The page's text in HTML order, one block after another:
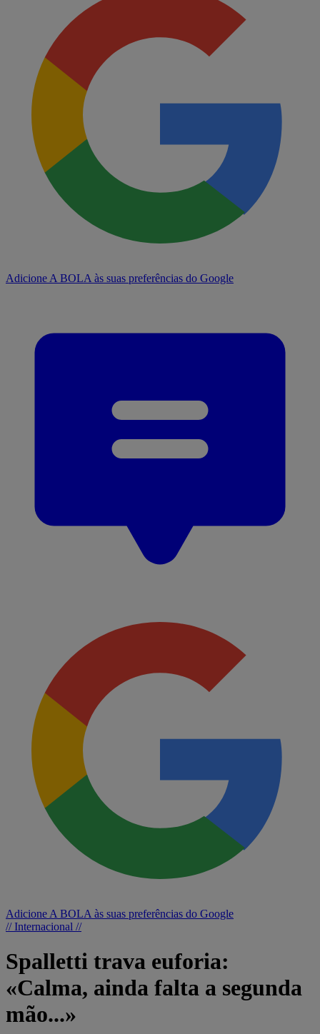
Adicione A BOLA às suas preferências do Google
Adicione A BOLA às suas preferências do Google
// Internacional //
Spalletti trava euforia:
«Calma, ainda falta a segunda
mão...»